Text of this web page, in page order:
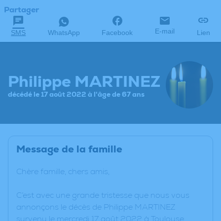
Partager
SMS WhatsApp Facebook E-mail Lien
Philippe MARTINEZ
décédé le 17 août 2022 à l'âge de 67 ans
Message de la famille
Chère famille, chers amis,
C’est avec une grande tristesse que nous vous
annonçons le décès de Philippe MARTINEZ
survenu le mercredi 17 août 2022 à Toulouse.